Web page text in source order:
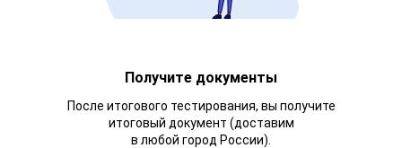
Получите документы
После итогового тестирования, вы получите
итоговый документ (доставим
в любой город России).